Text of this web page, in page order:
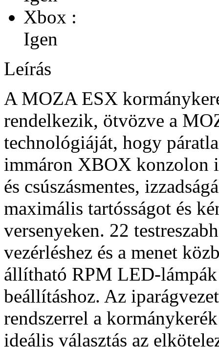
Xbox :
Igen
Leírás
A MOZA ESX
rendelkezik, ötvözve a
technológiáját, hogy
immáron XBOX konzolon
és csúszásmentes,
maximális tartósságot és
versenyeken. 22
vezérléshez és a menet
állítható RPM LED-
beállításhoz. Az
rendszerrel a
ideális választás az